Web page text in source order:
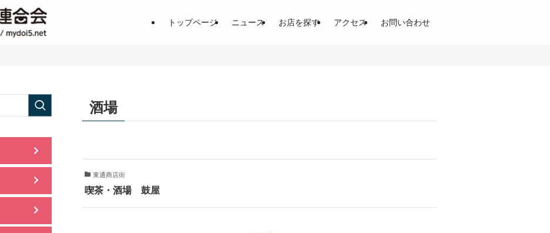
土居地区の商店街の魅力を一挙公開！土居商店街、東通商店街、京阪商店
トップページ ニュース お店を探す アクセス お問い合わせ
酒場
東通商店街
喫茶・酒場 鼓屋